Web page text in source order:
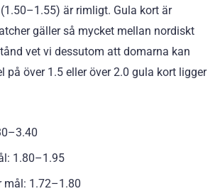
är rimligt. Gula kort är
gäller så mycket mellan nordiskt
vet vi dessutom att domarna kan
på över 1.5 eller över 2.0 gula kort ligger
1.80–1.95
mål: 1.72–1.80